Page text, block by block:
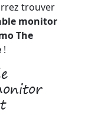
trouver
monitor
The
!